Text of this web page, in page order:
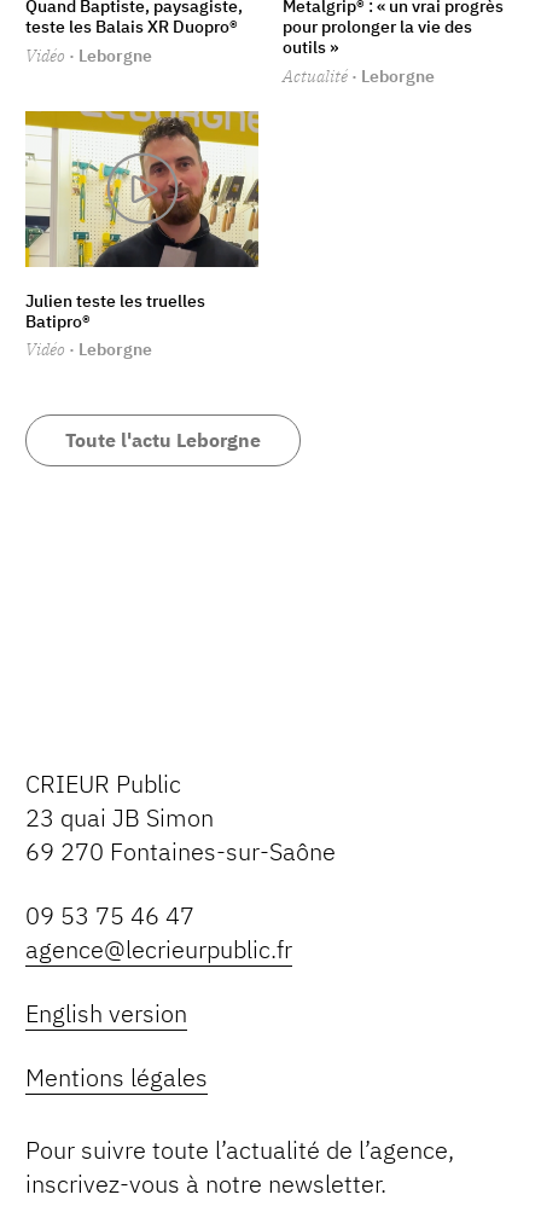
Quand Baptiste, paysagiste,
teste les Balais XR Duopro®
Vidéo · Leborgne
Metalgrip® : « un vrai progrès
pour prolonger la vie des
outils »
Actualité · Leborgne
Julien teste les truelles
Batipro®
Vidéo · Leborgne
Toute l'actu Leborgne
CRIEUR Public
23 quai JB Simon
69 270 Fontaines-sur-Saône
09 53 75 46 47
agence@lecrieurpublic.fr
English version
Mentions légales
Pour suivre toute l’actualité de l’agence,
inscrivez-vous à notre newsletter.